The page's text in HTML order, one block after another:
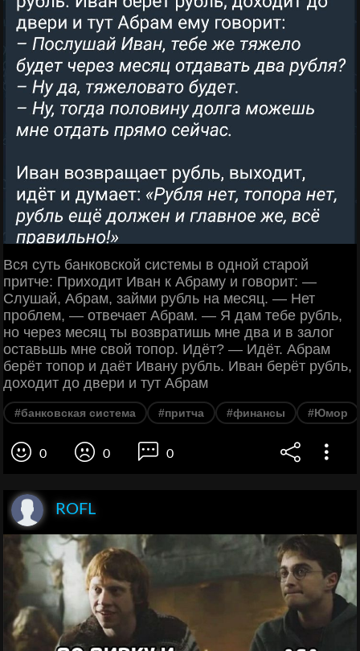
Вся суть банковской системы в одной старой
притче: Приходит Иван к Абраму и говорит: —
Слушай, Абрам, займи рубль на месяц. — Нет
проблем, — отвечает Абрам. — Я дам тебе рубль,
но через месяц ты возвратишь мне два и в залог
оставьшь мне свой топор. Идёт? — Идёт. Абрам
берёт топор и даёт Ивану рубль. Иван берёт рубль,
доходит до двери и тут Абрам
#банковская система #притча #финансы #Юмор
0 0 0
ROFL